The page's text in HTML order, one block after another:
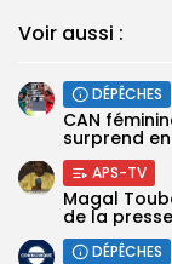
Voir aussi :
DÉPÊCHES
‎CAN
surprend
APS-TV
Magal
de la
DÉPÊCHES